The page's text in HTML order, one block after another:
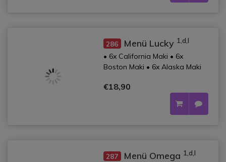
286 Menü Lucky 1,d,l
• 6x California Maki • 6x
Boston Maki • 6x Alaska Maki
€18,90
287 Menü Omega 1,d,l